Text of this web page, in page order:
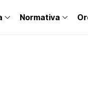
Normativa